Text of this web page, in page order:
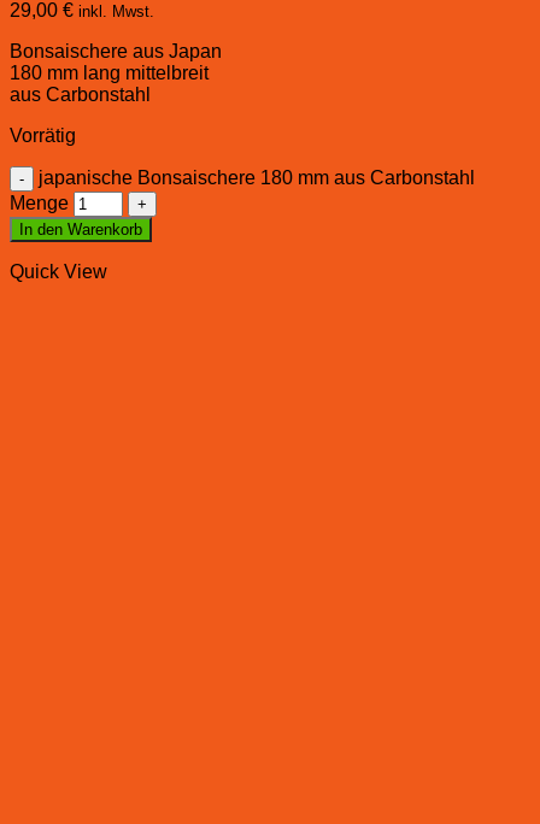
29,00 € inkl. Mwst.
Bonsaischere aus Japan
180 mm lang mittelbreit
aus Carbonstahl
Vorrätig
japanische Bonsaischere 180 mm aus Carbonstahl
Menge
In den Warenkorb
Quick View